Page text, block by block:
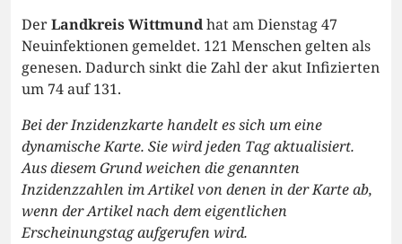
DerLandkreis Wittmundhat am Dienstag 47
Neuinfektionen gemeldet. 121 Menschen gelten als
genesen. Dadurch sinkt die Zahl der akut Infizierten
um 74 auf 131.
Bei der Inzidenzkarte handelt es sich um eine
dynamische Karte. Sie wird jeden Tag aktualisiert.
Aus diesem Grund weichen die genannten
Inzidenzzahlen im Artikel von denen in der Karte ab,
wenn der Artikel nach dem eigentlichen
Erscheinungstag aufgerufen wird.